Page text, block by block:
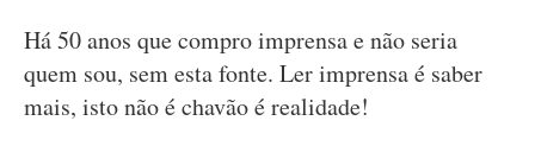
Há 50 anos que compro imprensa e não seria
quem sou, sem esta fonte. Ler imprensa é saber
mais, isto não é chavão é realidade!